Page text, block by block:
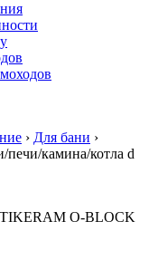
› Для бани ›
камина/котла d
O-BLOCK